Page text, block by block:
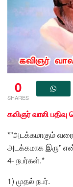
0
SHARES
கவிஞர் வாலி
*”அடக்கமாகும்
அடக்கமாக இரு”
4- நபர்கள்.*
1) முதல் நபர்.